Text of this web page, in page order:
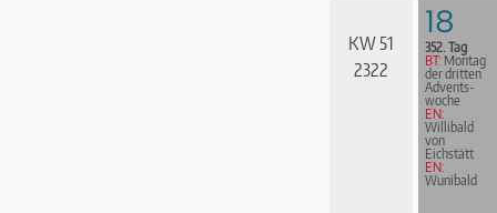
KW 51
2322
18
352. Tag
BT: Montag
der dritten
Advents­
woche
EN:
Willibald
von
Eichstätt
EN:
Wunibald